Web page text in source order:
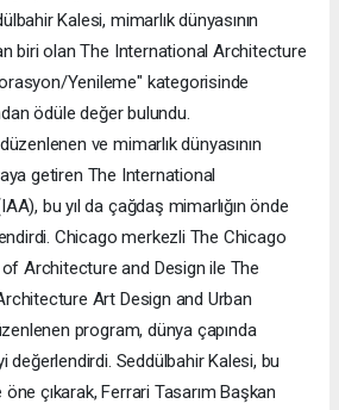
Kalesi, mimarlık dünyasının
biri olan The International Architecture
Yenileme" kategorisinde
ödüle değer bulundu.
ve mimarlık dünyasının
getiren The International
bu yıl da çağdaş mimarlığın önde
Chicago merkezli The Chicago
Architecture and Design ile The
Art Design and Urban
program, dünya çapında
değerlendirdi. Seddülbahir Kalesi, bu
çıkarak, Ferrari Tasarım Başkan